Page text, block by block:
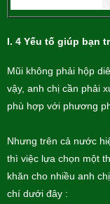
I. 4 Yếu tố giúp bạn
Mũi không phải hộp
vậy, anh chị cần phải
phù hợp với phương
Nhưng trên cả nước
thì việc lựa chọn một
khăn cho nhiều anh
chí dưới đây :